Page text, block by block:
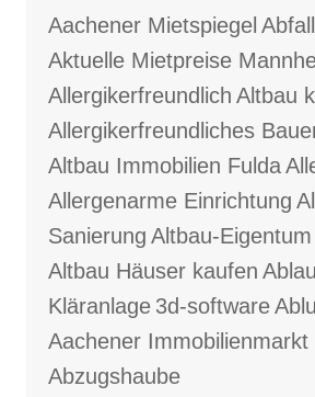
Aachener Mietspiegel
Aktuelle Mietpreise
Allergikerfreundlich Altbau
Allergikerfreundliches
Altbau Immobilien Fulda
Allergenarme Einrichtung
Sanierung Altbau-Eigentum
Altbau Häuser kaufen
Kläranlage 3d-software
Aachener Immobilienmarkt
Abzugshaube